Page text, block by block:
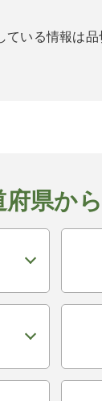
ている情報は
府県か